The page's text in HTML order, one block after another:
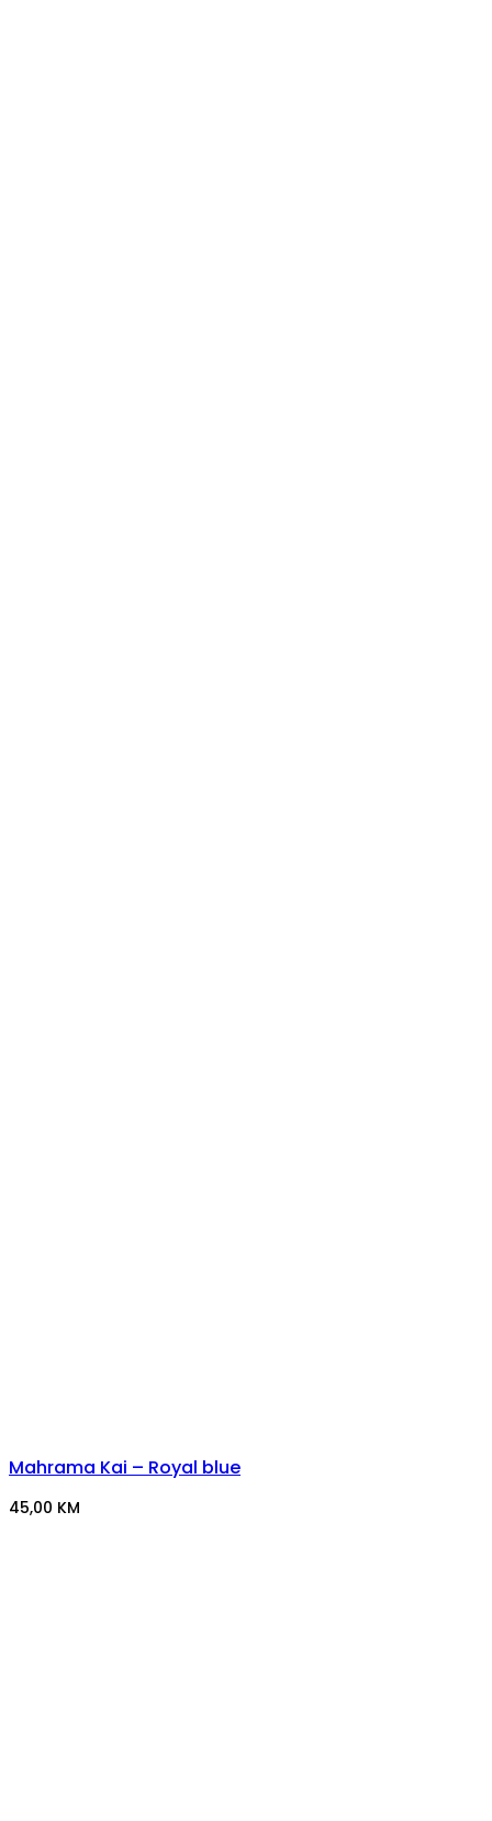
Mahrama Kai – Royal blue
45,00 KM